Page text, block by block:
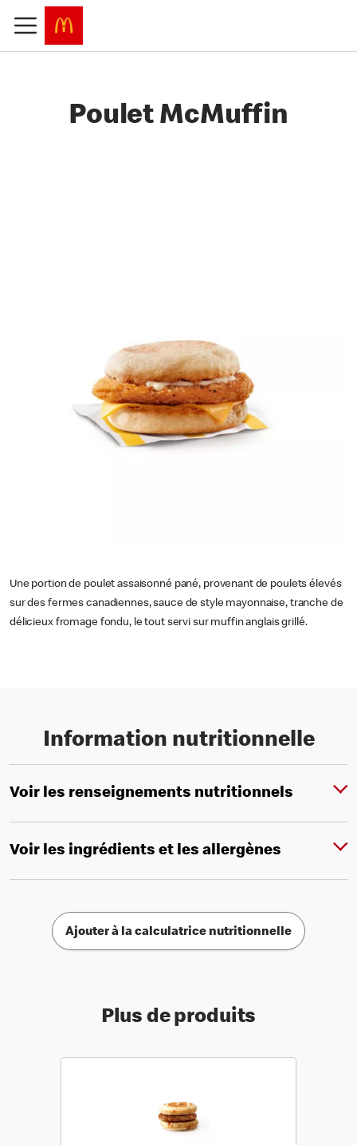
Poulet McMuffin
Une portion de poulet assaisonné pané, provenant de poulets élevés
sur des fermes canadiennes, sauce de style mayonnaise, tranche de
délicieux fromage fondu, le tout servi sur muffin anglais grillé.
Information nutritionnelle
Voir les renseignements nutritionnels
Voir les ingrédients et les allergènes
Ajouter à la calculatrice nutritionnelle
Plus de produits